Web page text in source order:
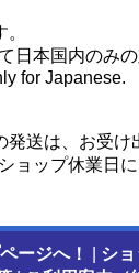
。
日本国内のみの
only for
送は、お受け
ョップ休業日に
ージへ！
シ